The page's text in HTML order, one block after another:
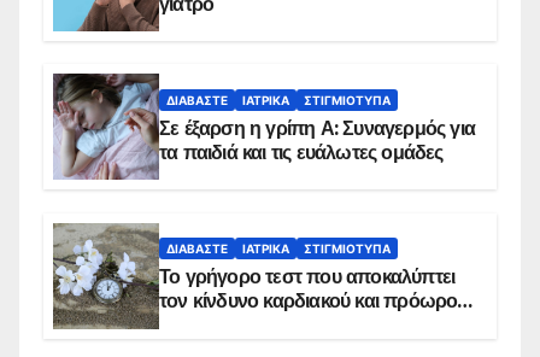
ΔΙΑΒΆΣΤΕ ΙΑΤΡΙΚΆ ΣΤΙΓΜΙΌΤΥΠΑ
Σε έξαρση η γρίπη Α: Συναγερμός για
τα παιδιά και τις ευάλωτες ομάδες
ΔΙΑΒΆΣΤΕ ΙΑΤΡΙΚΆ ΣΤΙΓΜΙΌΤΥΠΑ
Το γρήγορο τεστ που αποκαλύπτει
τον κίνδυνο καρδιακού και πρόωρου